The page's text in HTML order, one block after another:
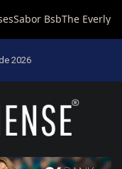
2026
por Brasília